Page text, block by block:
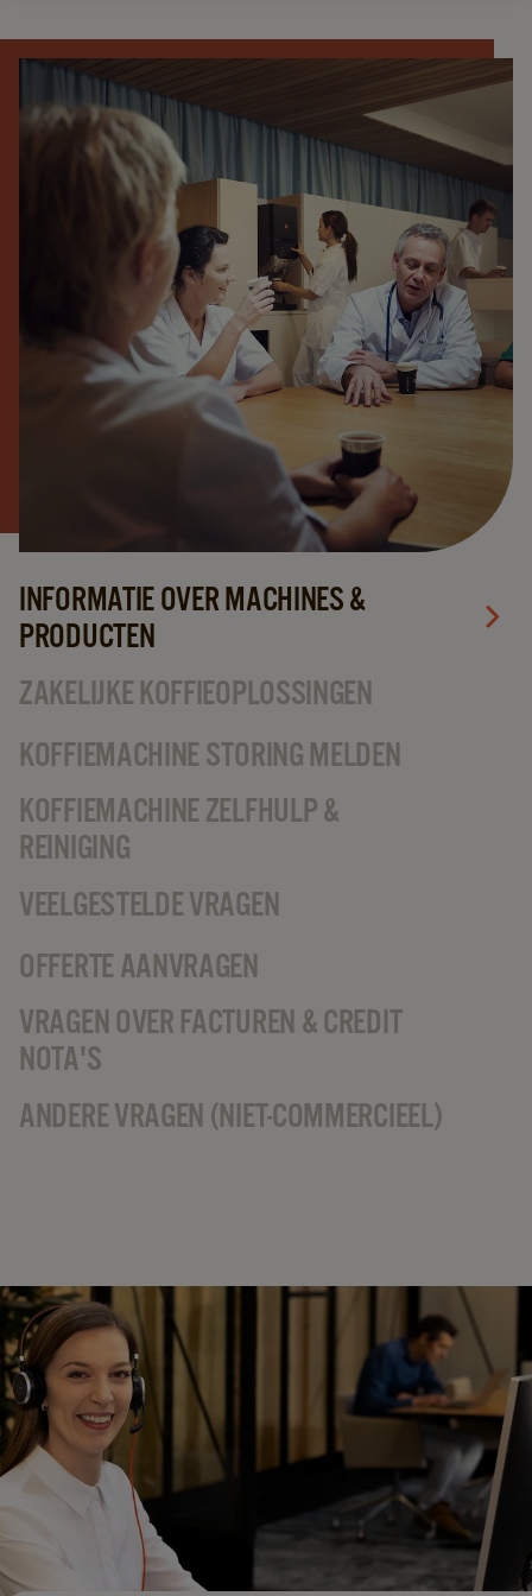
INFORMATIE OVER MACHINES &
PRODUCTEN
ZAKELIJKE KOFFIEOPLOSSINGEN
KOFFIEMACHINE STORING MELDEN
KOFFIEMACHINE ZELFHULP &
REINIGING
VEELGESTELDE VRAGEN
OFFERTE AANVRAGEN
VRAGEN OVER FACTUREN & CREDIT
NOTA'S
ANDERE VRAGEN (NIET-COMMERCIEEL)